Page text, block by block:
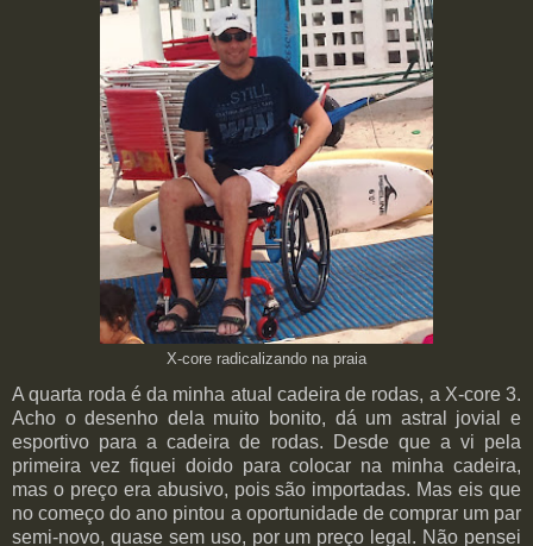
X-core radicalizando na praia
A quarta roda é da minha atual cadeira de rodas, a X-core 3.
Acho o desenho dela muito bonito, dá um astral jovial e
esportivo para a cadeira de rodas. Desde que a vi pela
primeira vez fiquei doido para colocar na minha cadeira,
mas o preço era abusivo, pois são importadas. Mas eis que
no começo do ano pintou a oportunidade de comprar um par
semi-novo, quase sem uso, por um preço legal. Não pensei